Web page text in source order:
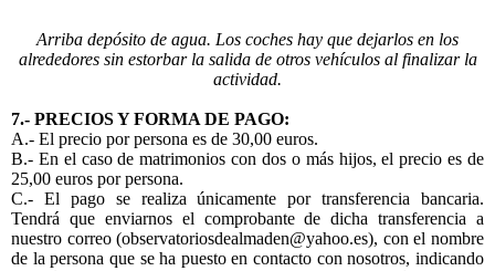
Arriba depósito de agua. Los coches hay que dejarlos en los
alrededores sin estorbar la salida de otros vehículos al finalizar la
actividad.
7.- PRECIOS Y FORMA DE PAGO:
A.- El precio por persona es de 30,00 euros.
B.- En el caso de matrimonios con dos o más hijos, el precio es de
25,00 euros por persona.
C.- El pago se realiza únicamente por transferencia bancaria.
Tendrá que enviarnos el comprobante de dicha transferencia a
nuestro correo (observatoriosdealmaden@yahoo.es), con el nombre
de la persona que se ha puesto en contacto con nosotros, indicando